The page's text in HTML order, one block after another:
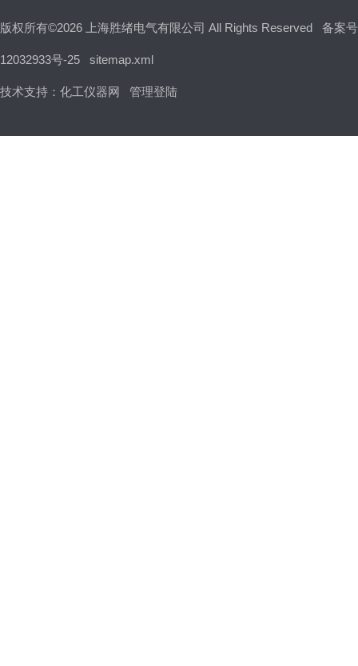
版权所有©2026 上海胜绪电气有限公司 All Rights Reserved 备案
12032933号-25 sitemap.xml
技术支持： 化工仪器网 管理登陆